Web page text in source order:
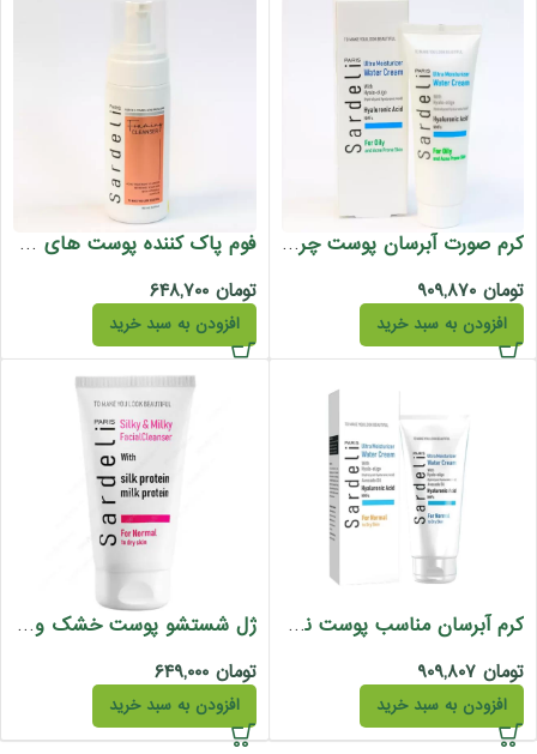
کرم صورت آبرسان پوست چرب ساردلی 75 میل
تومان
افزودن به سبد خرید
فوم پاک کننده پوست های چرب مستعد آکنه ساردلی 150 میل
تومان
افزودن به سبد خرید
کرم آبرسان مناسب پوست نرمال و خشک ساردلی 75 میل
تومان
افزودن به سبد خرید
ژل شستشو پوست خشک و نرمال ساردلی
تومان
افزودن به سبد خرید